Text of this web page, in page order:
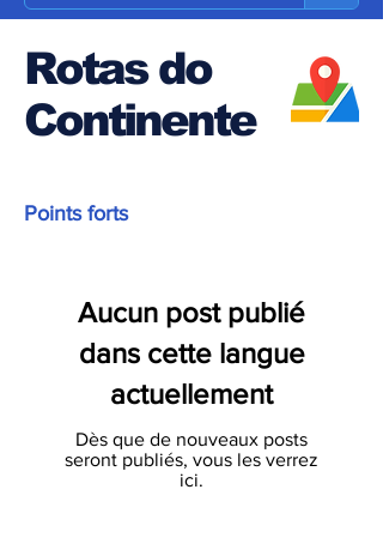
Rotas do
Continente
Routes du
continent
Points forts
Aucun post publié
dans cette langue
actuellement
Dès que de nouveaux posts
seront publiés, vous les verrez
ici.